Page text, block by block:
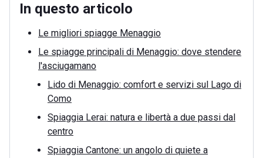
In questo articolo
Le migliori spiagge Menaggio
Le spiagge principali di Menaggio: dove stendere
l'asciugamano
Lido di Menaggio: comfort e servizi sul Lago di
Como
Spiaggia Lerai: natura e libertà a due passi dal
centro
Spiaggia Cantone: un angolo di quiete a